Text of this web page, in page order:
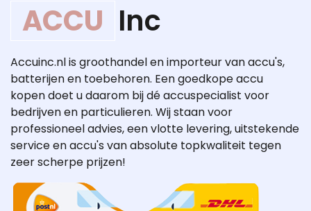
ACCU Inc
Accuinc.nl is groothandel en importeur van accu's,
batterijen en toebehoren. Een goedkope accu
kopen doet u daarom bij dé accuspecialist voor
bedrijven en particulieren. Wij staan voor
professioneel advies, een vlotte levering, uitstekende
service en accu's van absolute topkwaliteit tegen
zeer scherpe prijzen!